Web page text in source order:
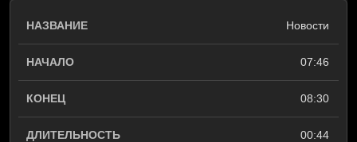
Новости
07:46
08:30
00:44